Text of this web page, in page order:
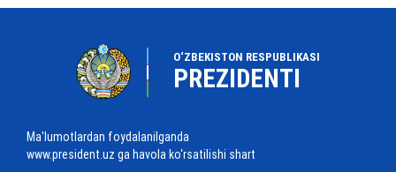
O‘ZBEKISTON RESPUBLIKASI
PREZIDENTI
Ma'lumotlardan foydalanilganda
www.president.uz ga havola ko‘rsatilishi shart